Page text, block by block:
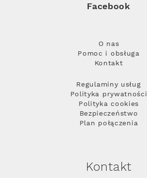
Facebook
O nas
Pomoc i obsługa
Kontakt
Regulaminy usług
Polityka prywatności
Polityka cookies
Bezpieczeństwo
Plan połączenia
Kontakt